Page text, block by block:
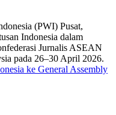
ke General Assembly